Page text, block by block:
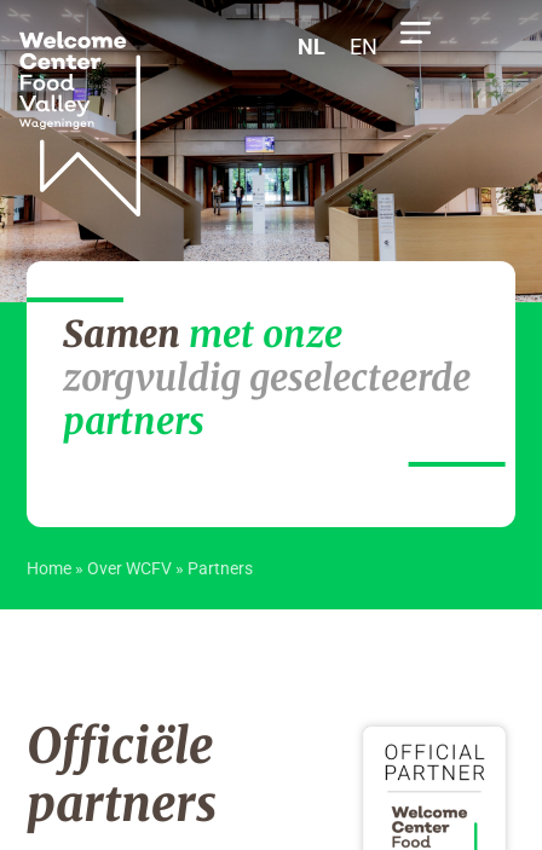
NL EN
Samen met onze
zorgvuldig geselecteerde
partners
Home »Over WCFV » Partners
Officiële
partners